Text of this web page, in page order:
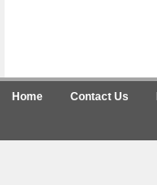
Home Contact Us